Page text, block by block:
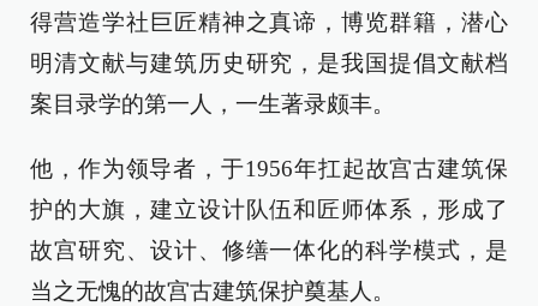
得营造学社巨匠精神之真谛，博览群籍，潜心
明清文献与建筑历史研究，是我国提倡文献档
案目录学的第一人，一生著录颇丰。
他，作为领导者，于1956年扛起故宫古建筑保
护的大旗，建立设计队伍和匠师体系，形成了
故宫研究、设计、修缮一体化的科学模式，是
当之无愧的故宫古建筑保护奠基人。